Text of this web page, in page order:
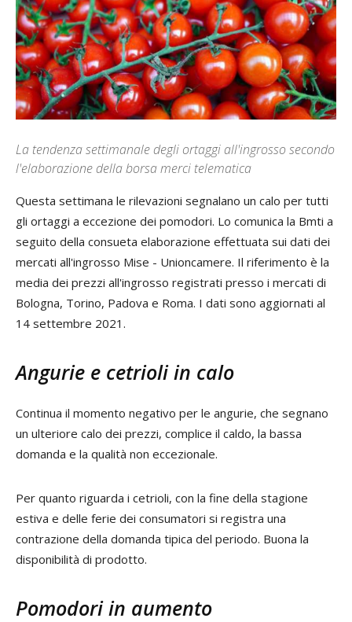
La tendenza settimanale degli ortaggi all'ingrosso secondo
l'elaborazione della borsa merci telematica
Questa settimana le rilevazioni segnalano un calo per tutti
gli ortaggi a eccezione dei pomodori. Lo comunica la Bmti a
seguito della consueta elaborazione effettuata sui dati dei
mercati all'ingrosso Mise - Unioncamere. Il riferimento è la
media dei prezzi all'ingrosso registrati presso i mercati di
Bologna, Torino, Padova e Roma. I dati sono aggiornati al
14 settembre 2021.
Angurie e cetrioli in calo
Continua il momento negativo per le angurie, che segnano
un ulteriore calo dei prezzi, complice il caldo, la bassa
domanda e la qualità non eccezionale.
Per quanto riguarda i cetrioli, con la fine della stagione
estiva e delle ferie dei consumatori si registra una
contrazione della domanda tipica del periodo. Buona la
disponibilità di prodotto.
Pomodori in aumento